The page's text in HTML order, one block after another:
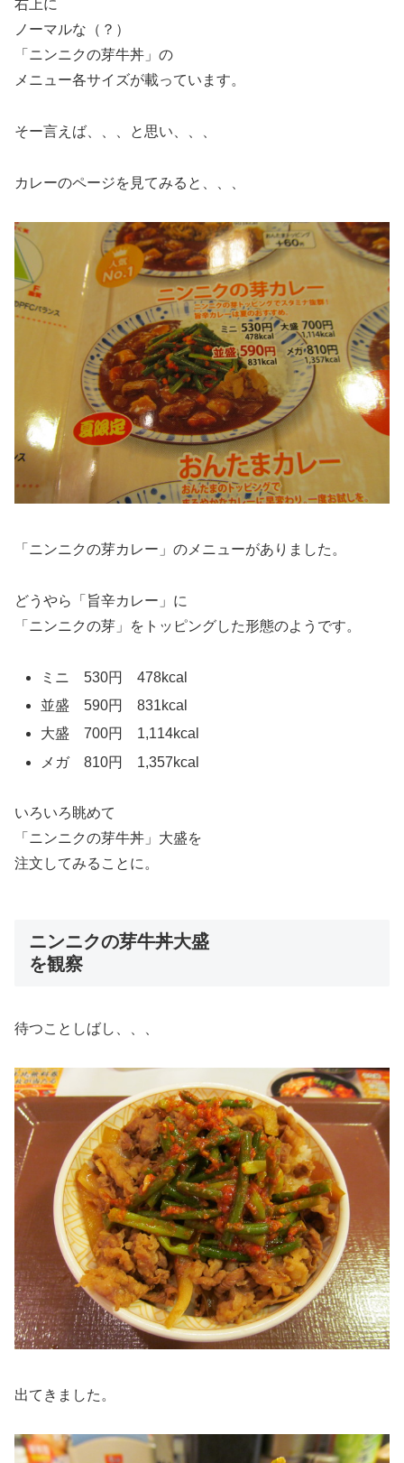
右上に
ノーマルな（？）
「ニンニクの芽牛丼」の
メニュー各サイズが載っています。
そー言えば、、、と思い、、、
カレーのページを見てみると、、、
「ニンニクの芽カレー」のメニューがありました。
どうやら「旨辛カレー」に
「ニンニクの芽」をトッピングした形態のようです。
ミニ 530円 478kcal
並盛 590円 831kcal
大盛 700円 1,114kcal
メガ 810円 1,357kcal
いろいろ眺めて
「ニンニクの芽牛丼」大盛を
注文してみることに。
ニンニクの芽牛丼大盛
を観察
待つことしばし、、、
出てきました。